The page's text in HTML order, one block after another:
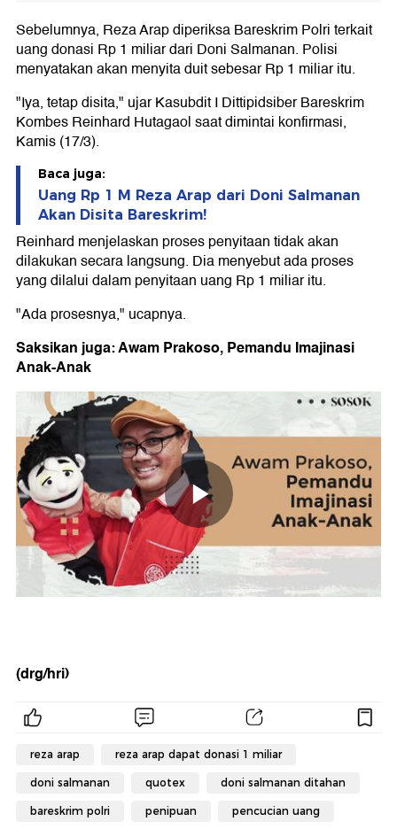
Sebelumnya, Reza Arap diperiksa Bareskrim Polri terkait
uang donasi Rp 1 miliar dari Doni Salmanan. Polisi
menyatakan akan menyita duit sebesar Rp 1 miliar itu.
"Iya, tetap disita," ujar Kasubdit I Dittipidsiber Bareskrim
Kombes Reinhard Hutagaol saat dimintai konfirmasi,
Kamis (17/3).
Baca juga:
Uang Rp 1 M Reza Arap dari Doni Salmanan
Akan Disita Bareskrim!
Reinhard menjelaskan proses penyitaan tidak akan
dilakukan secara langsung. Dia menyebut ada proses
yang dilalui dalam penyitaan uang Rp 1 miliar itu.
"Ada prosesnya," ucapnya.
Saksikan juga: Awam Prakoso, Pemandu Imajinasi
Anak-Anak
(drg/hri)
reza arap reza arap dapat donasi 1 miliar
doni salmanan quotex doni salmanan ditahan
bareskrim polri penipuan pencucian uang